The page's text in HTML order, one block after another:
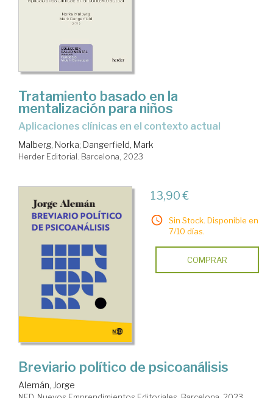
Tratamiento basado en la
mentalización para niños
aplicaciones clínicas en el contexto actual
Malberg, Norka; Dangerfield, Mark
Herder Editorial. Barcelona, 2023
13,90 €
Sin Stock. Disponible en
7/10 días.
COMPRAR
Breviario político de psicoanálisis
Alemán, Jorge